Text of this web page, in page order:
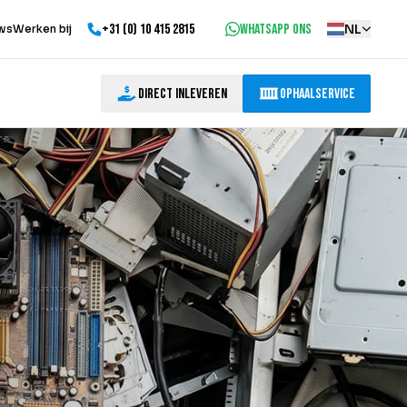
Werken bij +31 (0) 10 415 2815 WhatsApp ons NL
Direct inleveren Ophaalservice